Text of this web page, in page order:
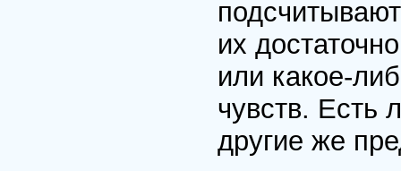
их
или какое-
чувств. Есть
другие же